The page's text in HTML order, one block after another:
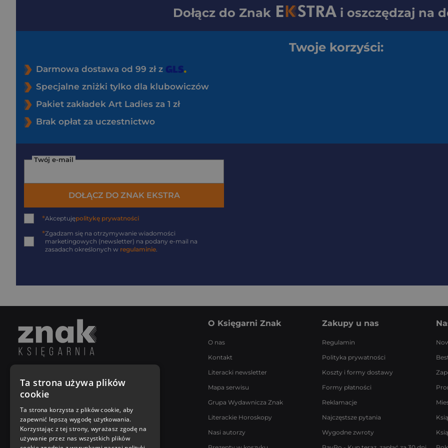
Dołącz do Znak i oszczędzaj na
Twoje korzyści:
Darmowa dostawa od 99 zł z
Specjalne zniżki tylko dla klubowiczów
Pakiet zakładek Art Ladies za 1 zł
Brak opłat za uczestnictwo
Twój e-mail
DOŁĄCZ DO ZNAK EKSTRA
*Akceptujępolitykę prywatności
*Zgadzam się na otrzymywanie wiadomości
marketingowych (newsletter) na podany e-mail na
zasadach określonych w regulaminie.
Poniedziałek - Piątek
8:00 - 18:00
[email protected]
Bądź z nami na bieżąco
O Księgarni Znak
O nas
Kontakt
Literacki newsletter
Mapa serwisu
Grupa Wydawnicza Znak
Literackie Horoskopy
Nasi autorzy
Zakupy u nas
Regulamin
Polityka prywatności
Koszty i formy dostawy
Formy płatności
Reklamacje
Najczęstsze pytania
Wygodne zwroty
Ta strona używa plików
cookie
Ta strona korzysta z plików cookie, aby
zapewnić lepszą wygodę użytkowania.
Korzystając z tej strony, wyrażasz zgodę na
używanie przez nas wszystkich plików